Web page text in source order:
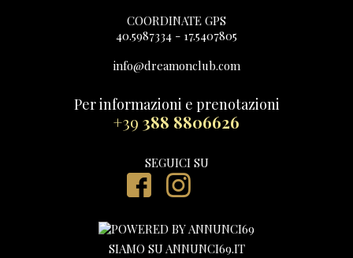
COORDINATE GPS
40.5987334 - 17.5407805
info@dreamonclub.com
Per informazioni e prenotazioni
+39 388 8806626
SEGUICI SU
SIAMO SU ANNUNCI69.IT